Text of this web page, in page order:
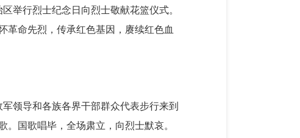
举行烈士纪念日向烈士敬献花篮仪式。
革命先烈，传承红色基因，赓续红色血
领导和各族各界干部群众代表步行来到
国歌唱毕，全场肃立，向烈士默哀。